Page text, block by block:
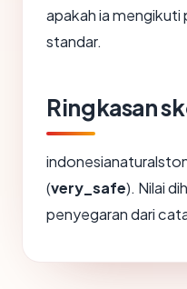
apakah ia
standar.
Ringkasan
(very_safe). Nilai
penyegaran dari